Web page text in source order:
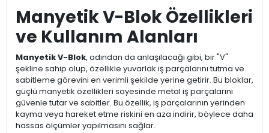
Manyetik V-Blok Özellikleri
ve Kullanım Alanları
Manyetik V-Blok, adından da anlaşılacağı gibi, bir "V"
şekline sahip olup, özellikle yuvarlak iş parçalarını tutma ve
sabitleme görevini en verimli şekilde yerine getirir. Bu bloklar,
güçlü manyetik özellikleri sayesinde metal iş parçalarını
güvenle tutar ve sabitler. Bu özellik, iş parçalarının yerinden
kayma veya hareket etme riskini en aza indirir, böylece daha
hassas ölçümler yapılmasını sağlar.